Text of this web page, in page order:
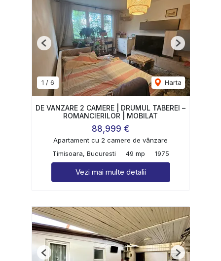
1 / 6 Harta
Previous Next
DE VANZARE 2 CAMERE | DRUMUL TABEREI –
ROMANCIERILOR | MOBILAT
88,999 €
Apartament cu 2 camere de vânzare
Timisoara, Bucuresti
49 mp 1975
Vezi mai multe detalii
Previous Next